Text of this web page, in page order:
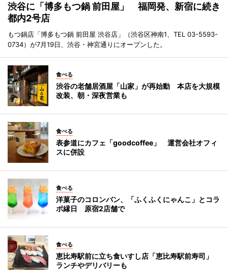
渋谷に「博多もつ鍋 前田屋」 福岡発、新宿に続き
都内2号店
もつ鍋店「博多もつ鍋 前田屋 渋谷店」（渋谷区神南1、TEL 03-5593-
0734）が7月19日、渋谷・神宮通りにオープンした。
食べる
渋谷の老舗居酒屋「山家」が再始動 本店を大規模
改装、朝・深夜営業も
食べる
表参道にカフェ「goodcoffee」 運営会社オフィ
スに併設
食べる
洋菓子のコロンバン、「ふくふくにゃんこ」とコラ
ボ縁日 原宿2店舗で
食べる
恵比寿駅前に立ち食いすし店「恵比寿駅前寿司」
ランチやデリバリーも